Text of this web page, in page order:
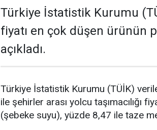
Türkiye İstatistik Kurumu
fiyatı en çok düşen ürünün
açıkladı.
Türkiye İstatistik Kurumu (TÜİK)
ile şehirler arası yolcu taşımacılığı
(şebeke suyu), yüzde 8,47 ile taze